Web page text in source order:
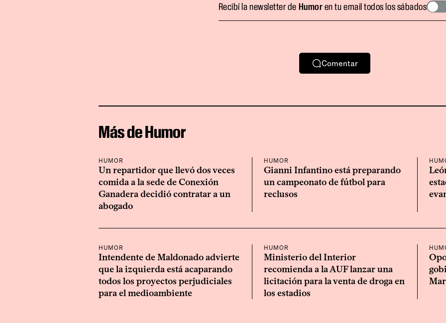
Recibí la newsletter de Humoren tu email todos los sábados
Comentar
Más de Humor
HUMOR
Un repartidor que llevó dos veces
comida a la sede de Conexión
Ganadera decidió contratar a un
abogado
HUMOR
Gianni Infantino está preparando
un campeonato de fútbol para
reclusos
HUMOR
Intendente de Maldonado advierte
que la izquierda está acaparando
todos los proyectos perjudiciales
para el medioambiente
HUMOR
Ministerio del Interior
recomienda a la AUF lanzar una
licitación para la venta de droga en
los estadios